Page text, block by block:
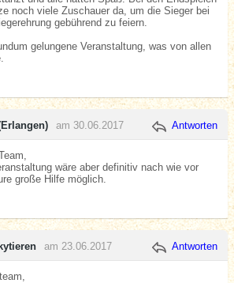
noch viele Zuschauer da, um die Sieger bei
gebührend zu feiern.
gelungene Veranstaltung, was von allen
am 30.06.2017 Antworten
wäre aber definitiv nach wie vor
große Hilfe möglich.
am 23.06.2017 Antworten